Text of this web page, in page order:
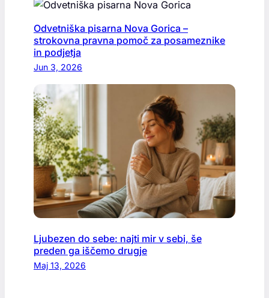
Odvetniška pisarna Nova Gorica –
strokovna pravna pomoč za posameznike
in podjetja
Jun 3, 2026
Ljubezen do sebe: najti mir v sebi, še
preden ga iščemo drugje
Maj 13, 2026